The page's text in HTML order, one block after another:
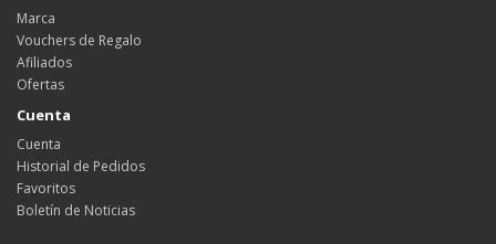
Marca
Vouchers de Regalo
Afiliados
Ofertas
Cuenta
Cuenta
Historial de Pedidos
Favoritos
Boletín de Noticias